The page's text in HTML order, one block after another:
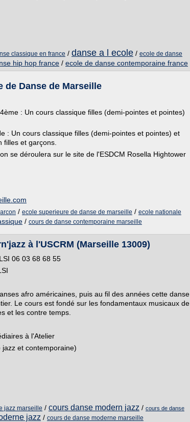
classique en france / danse a l ecole / ecole de danse
hip hop france / ecole de danse contemporaine france
de Danse de Marseille
: Un cours classique filles (demi-pointes et pointes)
: Un cours classique filles (demi-pointes et pointes) et
filles et garçons.
se déroulera sur le site de l'ESDCM Rosella Hightower
/ ecole superieure de danse de marseille / ecole nationale
/ cours de danse contemporaine marseille
à l'USCRM (Marseille 13009)
06 03 68 68 55
afro américaines, puis au fil des années cette danse
Le cours est fondé sur les fondamentaux musicaux de
et les contre temps.
à l'Atelier
et contemporaine)
jazz marseille / cours danse modern jazz / cours de danse
jazz / cours de danse moderne marseille